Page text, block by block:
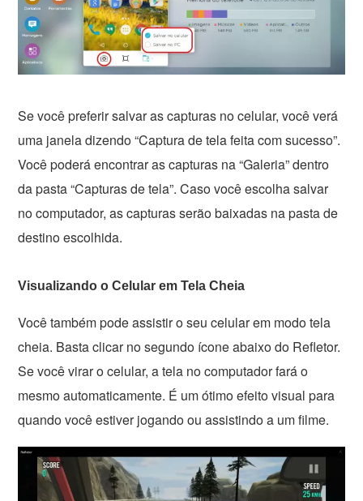
Se você preferir salvar as capturas no celular, você verá
uma janela dizendo “Captura de tela feita com sucesso”.
Você poderá encontrar as capturas na “Galeria” dentro
da pasta “Capturas de tela”. Caso você escolha salvar
no computador, as capturas serão baixadas na pasta de
destino escolhida.
Visualizando o Celular em Tela Cheia
Você também pode assistir o seu celular em modo tela
cheia. Basta clicar no segundo ícone abaixo do Refletor.
Se você virar o celular, a tela no computador fará o
mesmo automaticamente. É um ótimo efeito visual para
quando você estiver jogando ou assistindo a um filme.